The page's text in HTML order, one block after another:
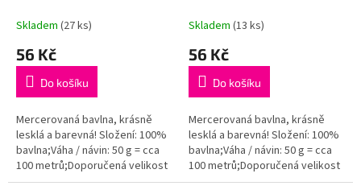
Skladem (27 ks)
56 Kč
Do košíku
Mercerovaná bavlna, krásně
lesklá a barevná! Složení: 100%
bavlna;Váha / návin: 50 g = cca
100 metrů;Doporučená velikost
jehlic / háčku: 4 mm. Instagram:...
Skladem (13 ks)
56 Kč
Do košíku
Mercerovaná bavlna, krásně
lesklá a barevná! Složení: 100%
bavlna;Váha / návin: 50 g = cca
100 metrů;Doporučená velikost
jehlic / háčku: 4 mm. Instagram:...